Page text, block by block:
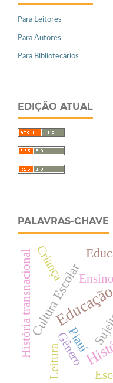
Para Leitores
Para Autores
Para Bibliotecários
EDIÇÃO ATUAL
PALAVRAS-CHAVE
Cultura Escolar
Gênero
Leitura
Piauí
Ensino
Criança
História transnacional